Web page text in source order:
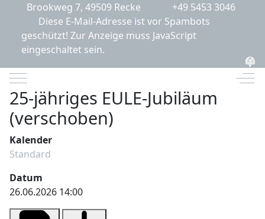
Brookweg 7, 49509 Recke
+49 5453 3046
Diese E-Mail-Adresse ist vor Spambots
geschützt! Zur Anzeige muss JavaScript
eingeschaltet sein.
Mobile Menu Toggle Off-
25-jähriges EULE-Jubiläum
(verschoben)
Kalender
Standard
Datum
26.06.2026 14:00